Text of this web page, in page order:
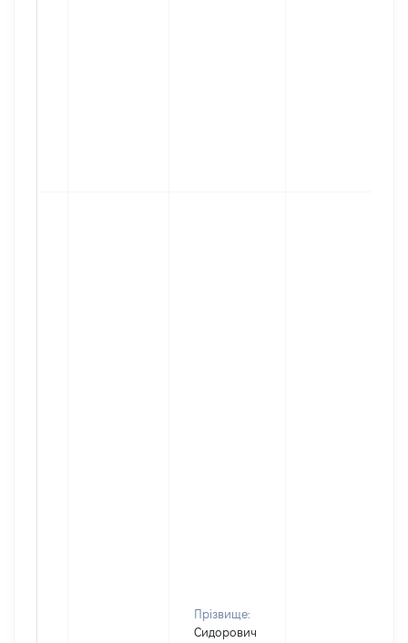
Прізвище:
Сидорович